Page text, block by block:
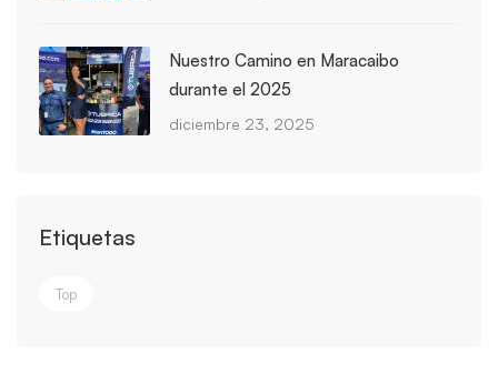
Nuestro Camino en Maracaibo
durante el 2025
diciembre 23, 2025
Etiquetas
Top